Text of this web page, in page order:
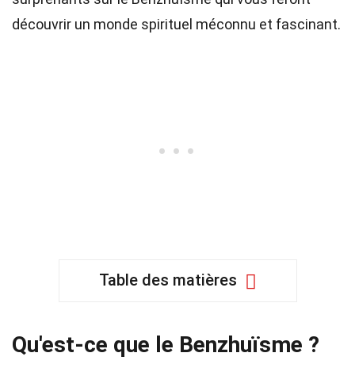
découvrir un monde spirituel méconnu et fascinant.
Table des matières
Qu'est-ce que le Benzhuïsme ?